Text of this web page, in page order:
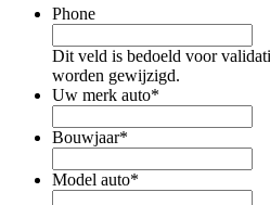
Phone
Dit veld is bedoeld voor
worden gewijzigd.
Uw merk auto*
Bouwjaar*
Model auto*